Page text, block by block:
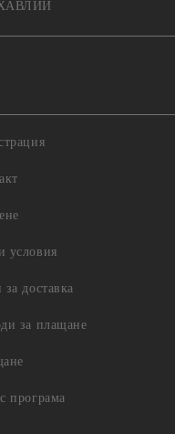
условия
за доставка
за плащане
програма